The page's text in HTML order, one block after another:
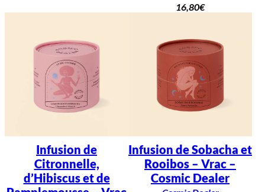
16,80€
Infusion de
Citronnelle,
d’Hibiscus et de
Infusion de Sobacha et
Rooibos – Vrac –
Cosmic Dealer